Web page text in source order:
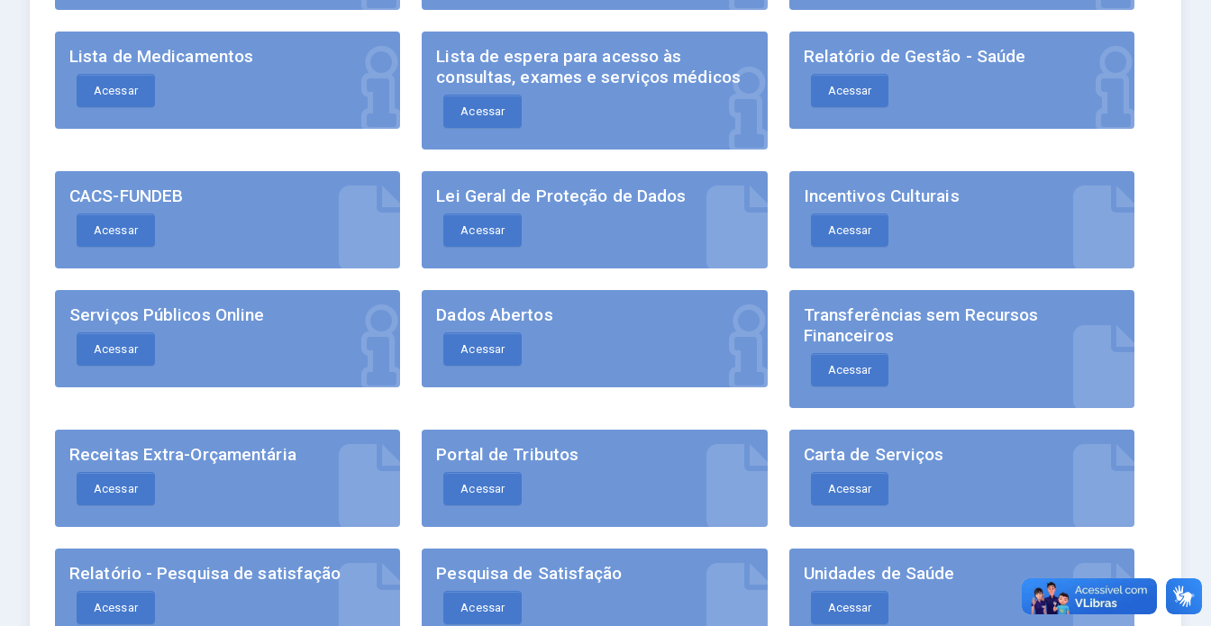
Lista de Medicamentos
Acessar
Lista de espera para acesso às
consultas, exames e serviços médicos
Acessar
Relatório de Gestão - Saúde
Acessar
CACS-FUNDEB
Acessar
Lei Geral de Proteção de Dados
Acessar
Incentivos Culturais
Acessar
Serviços Públicos Online
Acessar
Dados Abertos
Acessar
Transferências sem Recursos
Financeiros
Acessar
Receitas Extra-Orçamentária
Acessar
Portal de Tributos
Acessar
Carta de Serviços
Acessar
Relatório - Pesquisa de satisfação
Acessar
Pesquisa de Satisfação
Acessar
Unidades de Saúde
Acessar